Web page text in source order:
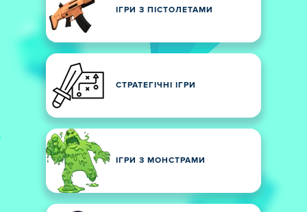
ІГРИ З ПІСТОЛЕТАМИ
СТРАТЕГІЧНІ ІГРИ
ІГРИ З МОНСТРАМИ